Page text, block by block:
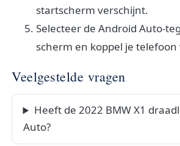
startscherm verschijnt.
Selecteer de Android Auto-
scherm en koppel je
Veelgestelde vragen
Heeft de 2022 BMW X1
Auto?